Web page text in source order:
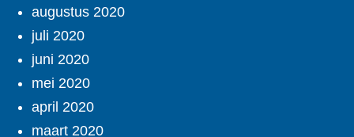
augustus 2020
juli 2020
juni 2020
mei 2020
april 2020
maart 2020